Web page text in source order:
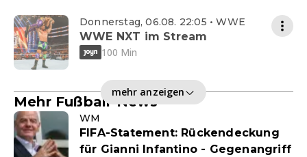
Donnerstag, 06.08. 22:05 • WWE
WWE NXT im Stream
100 Min
mehr anzeigen
Mehr Fußball-News
WM
FIFA-Statement: Rückendeckung
für Gianni Infantino - Gegenangriff